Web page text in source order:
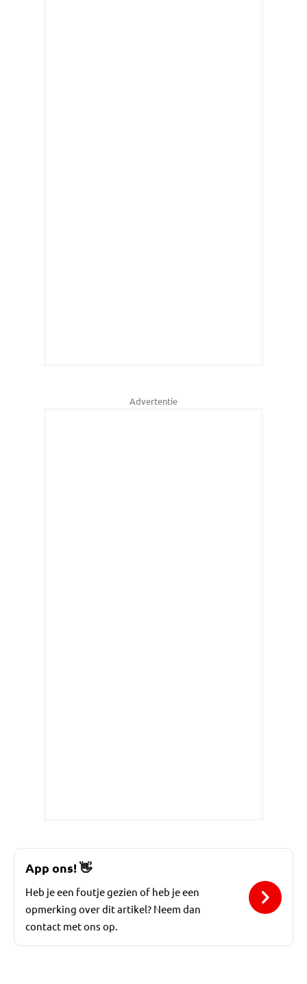
Advertentie
App ons!👋
Heb je een foutje gezien of heb je een
opmerking over dit artikel? Neem dan
contact met ons op.